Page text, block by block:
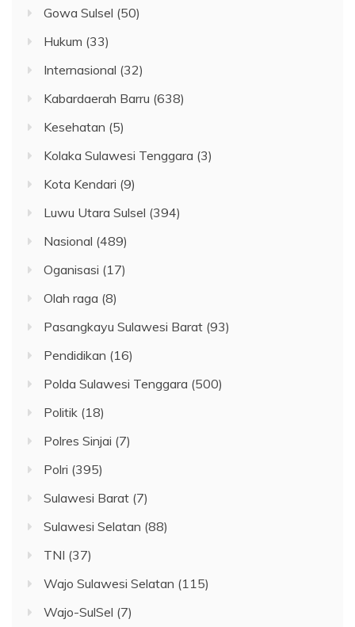
Gowa Sulsel (50)
Hukum (33)
Internasional (32)
Kabardaerah Barru (638)
Kesehatan (5)
Kolaka Sulawesi Tenggara (3)
Kota Kendari (9)
Luwu Utara Sulsel (394)
Nasional (489)
Oganisasi (17)
Olah raga (8)
Pasangkayu Sulawesi Barat (93)
Pendidikan (16)
Polda Sulawesi Tenggara (500)
Politik (18)
Polres Sinjai (7)
Polri (395)
Sulawesi Barat (7)
Sulawesi Selatan (88)
TNI (37)
Wajo Sulawesi Selatan (115)
Wajo-SulSel (7)